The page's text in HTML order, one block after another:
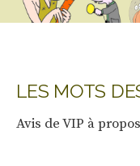
LES MOTS
Avis de VIP à